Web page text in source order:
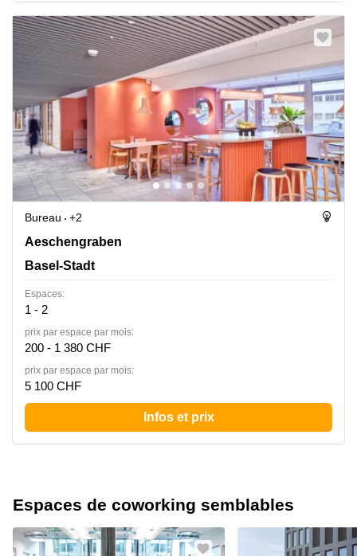
Bureau
+2
Aeschengraben 9, Basel-Stadt
Aeschengraben
Basel-Stadt
Espaces:
1 - 2
prix par espace par mois:
200 - 1 380 CHF
prix par espace par mois:
5 100 CHF
Infos et prix
Espaces de coworking semblables